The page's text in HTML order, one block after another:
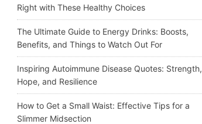
Right with These Healthy Choices
The Ultimate Guide to Energy Drinks: Boosts,
Benefits, and Things to Watch Out For
Inspiring Autoimmune Disease Quotes: Strength,
Hope, and Resilience
How to Get a Small Waist: Effective Tips for a
Slimmer Midsection